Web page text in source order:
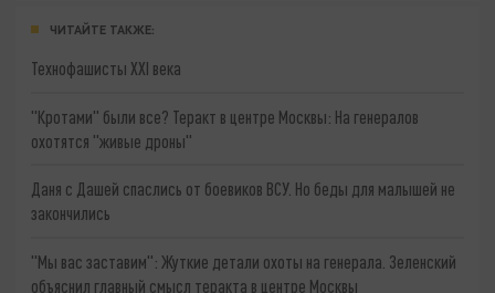
ЧИТАЙТЕ ТАКЖЕ:
Технофашисты XXI века
"Кротами" были все? Теракт в центре Москвы: На генералов
охотятся "живые дроны"
Даня с Дашей спаслись от боевиков ВСУ. Но беды для малышей не
закончились
"Мы вас заставим": Жуткие детали охоты на генерала. Зеленский
объяснил главный смысл теракта в центре Москвы